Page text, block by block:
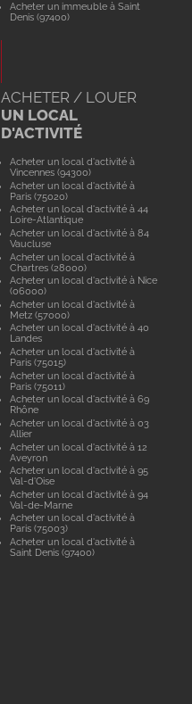
Acheter un immeuble à Saint
Denis (97400)
ACHETER / LOUER
UN LOCAL
D'ACTIVITÉ
Acheter un local d'activité à
Vincennes (94300)
Acheter un local d'activité à
Paris (75020)
Acheter un local d'activité à 44
Loire-Atlantique
Acheter un local d'activité à 84
Vaucluse
Acheter un local d'activité à
Chartres (28000)
Acheter un local d'activité à Nice
(06000)
Acheter un local d'activité à
Metz (57000)
Acheter un local d'activité à 40
Landes
Acheter un local d'activité à
Paris (75015)
Acheter un local d'activité à
Paris (75011)
Acheter un local d'activité à 69
Rhône
Acheter un local d'activité à 03
Allier
Acheter un local d'activité à 12
Aveyron
Acheter un local d'activité à 95
Val-d'Oise
Acheter un local d'activité à 94
Val-de-Marne
Acheter un local d'activité à
Paris (75003)
Acheter un local d'activité à
Saint Denis (97400)